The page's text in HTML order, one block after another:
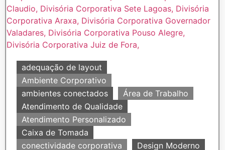
adequação de layout
Ambiente Corporativo
ambientes conectados
Área de Trabalho
Atendimento de Qualidade
Atendimento Personalizado
Caixa de Tomada
conectividade corporativa
Design Moderno